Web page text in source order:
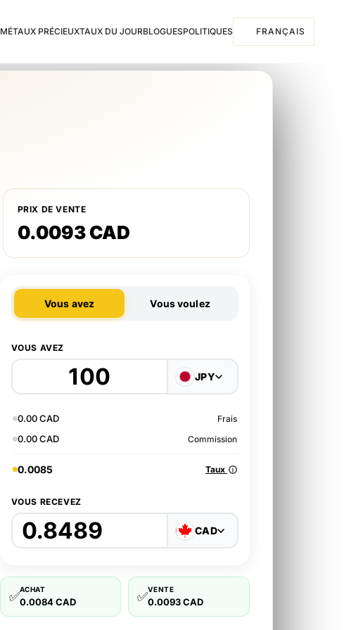
MÉTAUX PRÉCIEUXTAUX DU JOURBLOGUESPOLITIQUES FRANÇAIS
PRIX DE VENTE
0.0093 CAD
Vous avez Vous voulez
VOUS AVEZ
JPY
0.00 CAD Frais
0.00 CAD Commission
0.0085 Taux
VOUS RECEVEZ
CAD
✅ACHAT
0.0084 CAD ✅VENTE
0.0093 CAD